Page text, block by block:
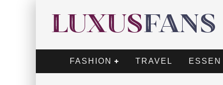
FASHION TRAVEL